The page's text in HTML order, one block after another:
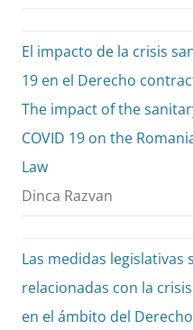
El impacto de la crisis
19 en el Derecho
The impact of the
COVID 19 on the
Law
Dinca Razvan
Las medidas legislativas
relacionadas con la
en el ámbito del